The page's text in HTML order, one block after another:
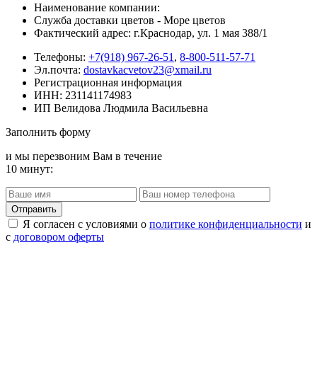
Наименование компании:
Служба доставки цветов - Море цветов
Фактический адрес: г.Краснодар, ул. 1 мая 388/1
Телефоны: +7(918) 967-26-51 , 8-800-511-57-71
Эл.почта: dostavkacvetov23@xmail.ru
Регистрационная информация
ИНН: 231141174983
ИП Велидова Людмила Васильевна
Заполнить форму
и мы перезвоним Вам в течение
10 минут:
Я согласен с условиями о политике конфиденциальности и
с договором оферты